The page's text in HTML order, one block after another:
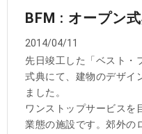
BFM : オープン
2014/04/11
先日竣工した「ベスト・
式典にて、建物のデザイ
ました。
ワンストップサービスを
業態の施設です。郊外の